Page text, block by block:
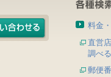
料金
直営
調べる
郵便